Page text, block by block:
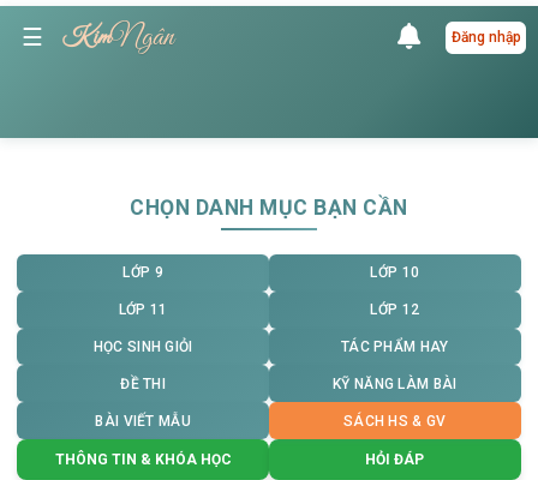
☰ KimNgân Đăng nhập
CHỌN DANH MỤC BẠN CẦN
LỚP 9 LỚP 10
LỚP 11 LỚP 12
HỌC SINH GIỎI TÁC PHẨM HAY
ĐỀ THI KỸ NĂNG LÀM BÀI
BÀI VIẾT MẪU SÁCH HS & GV
THÔNG TIN & KHÓA HỌC HỎI ĐÁP